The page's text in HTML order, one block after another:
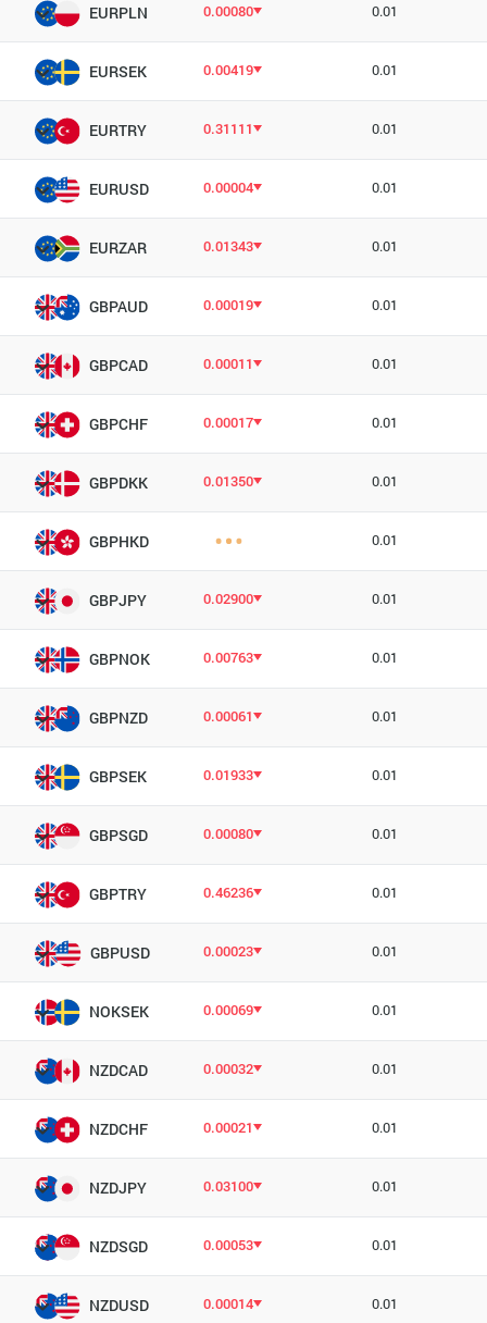
EURPLN 0.00080 0.01
EURSEK 0.00419 0.01
EURTRY 0.31111 0.01
EURUSD 0.00004 0.01
EURZAR 0.01343 0.01
GBPAUD 0.00019 0.01
GBPCAD 0.00011 0.01
GBPCHF 0.00017 0.01
GBPDKK 0.01350 0.01
GBPHKD 0.01
GBPJPY 0.02900 0.01
GBPNOK 0.00763 0.01
GBPNZD 0.00061 0.01
GBPSEK 0.01933 0.01
GBPSGD 0.00080 0.01
GBPTRY 0.46236 0.01
GBPUSD 0.00023 0.01
NOKSEK 0.00069 0.01
NZDCAD 0.00032 0.01
NZDCHF 0.00021 0.01
NZDJPY 0.03100 0.01
NZDSGD 0.00053 0.01
NZDUSD 0.00014 0.01